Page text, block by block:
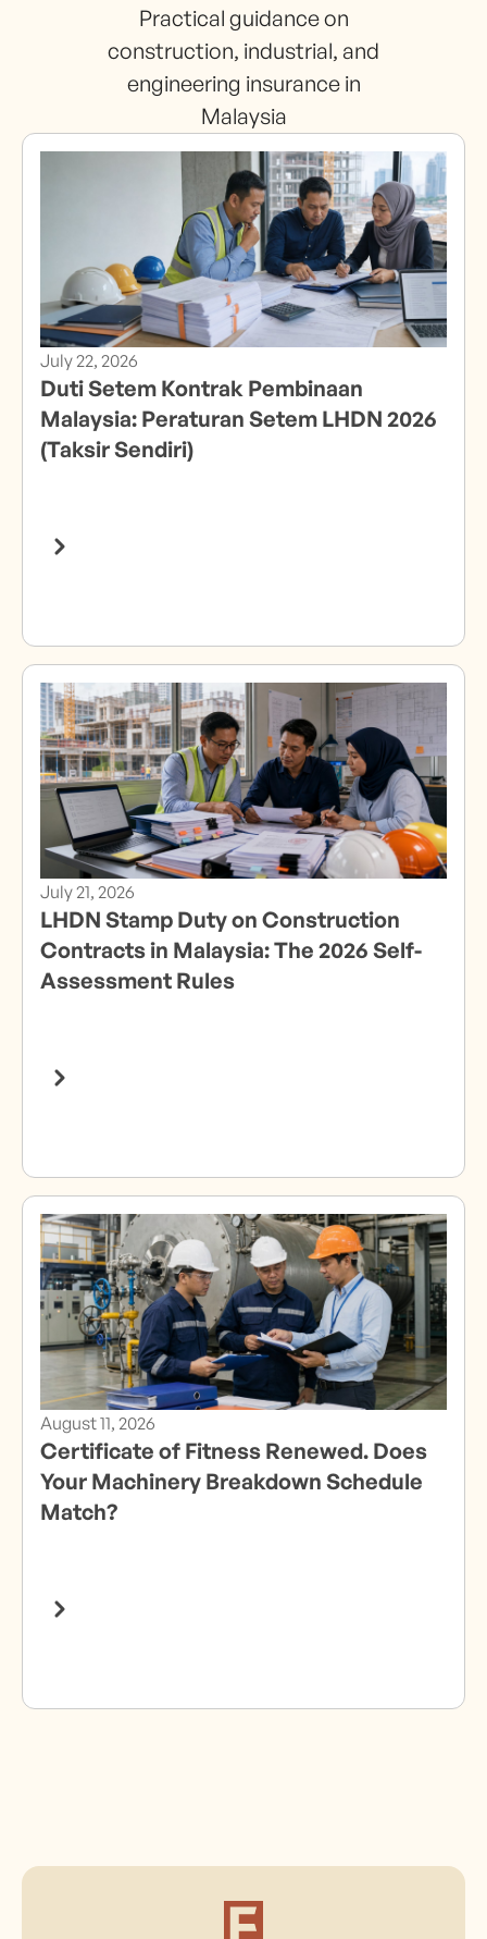
Practical guidance on
construction, industrial, and
engineering insurance in
Malaysia
July 22, 2026
Duti Setem Kontrak Pembinaan
Malaysia: Peraturan Setem LHDN 2026
(Taksir Sendiri)
July 21, 2026
LHDN Stamp Duty on Construction
Contracts in Malaysia: The 2026 Self-
Assessment Rules
August 11, 2026
Certificate of Fitness Renewed. Does
Your Machinery Breakdown Schedule
Match?